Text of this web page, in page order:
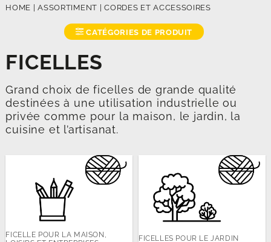
HOME |ASSORTIMENT |CORDES ET ACCESSOIRES
CATÉGORIES DE PRODUIT
FICELLES
Grand choix de ficelles de grande qualité
destinées à une utilisation industrielle ou
privée comme pour la maison, le jardin, la
cuisine et l’artisanat.
FICELLE POUR LA MAISON,
FICELLES POUR LE JARDIN